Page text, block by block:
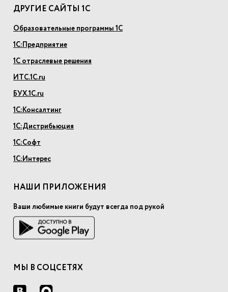
ДРУГИЕ САЙТЫ 1С
Образовательные программы 1С
1С:Предприятие
1С отраслевые решения
ИТС.1С.ru
БУХ.1С.ru
1С:Консалтинг
1С:Дистрибьюция
1С:Софт
1С:Интерес
НАШИ ПРИЛОЖЕНИЯ
Ваши любимые книги будут всегда под рукой
МЫ В СОЦСЕТЯХ